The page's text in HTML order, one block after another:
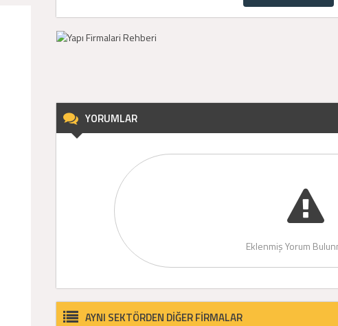
- 21:00
YORUMLAR
Eklenmiş Yorum
AYNI SEKTÖRDEN DİĞER FİRMALAR